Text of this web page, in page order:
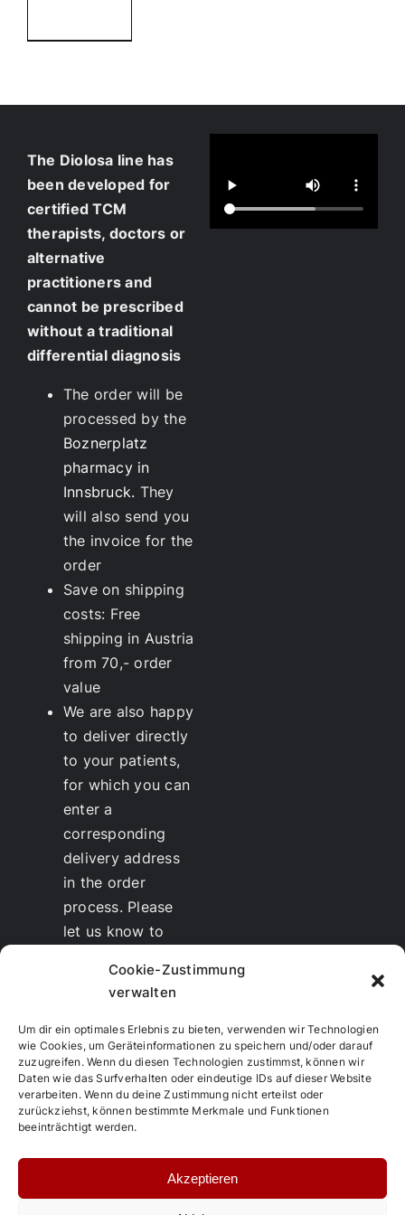
Cookie-Zustimmung
verwalten
Um dir ein optimales Erlebnis zu bieten, verwenden wir Technologien
wie Cookies, um Geräteinformationen zu speichern und/oder darauf
zuzugreifen. Wenn du diesen Technologien zustimmst, können wir
Daten wie das Surfverhalten oder eindeutige IDs auf dieser Website
verarbeiten. Wenn du deine Zustimmung nicht erteilst oder
zurückziehst, können bestimmte Merkmale und Funktionen
beeinträchtigt werden.
Akzeptieren
The Diolosa line has
been developed for
certified TCM
therapists, doctors or
alternative
practitioners and
cannot be prescribed
without a traditional
differential diagnosis
The order will be
processed by the
Boznerplatz
pharmacy in
Innsbruck. They
will also send you
the invoice for the
order
Save on shipping
costs: Free
shipping in Austria
from 70,- order
value
We are also happy
to deliver directly
to your patients,
for which you can
enter a
corresponding
delivery address
in the order
process. Please
let us know to
send the invoice.
Discounts
for
therapists and
resellers are
possible.
Training and
further education